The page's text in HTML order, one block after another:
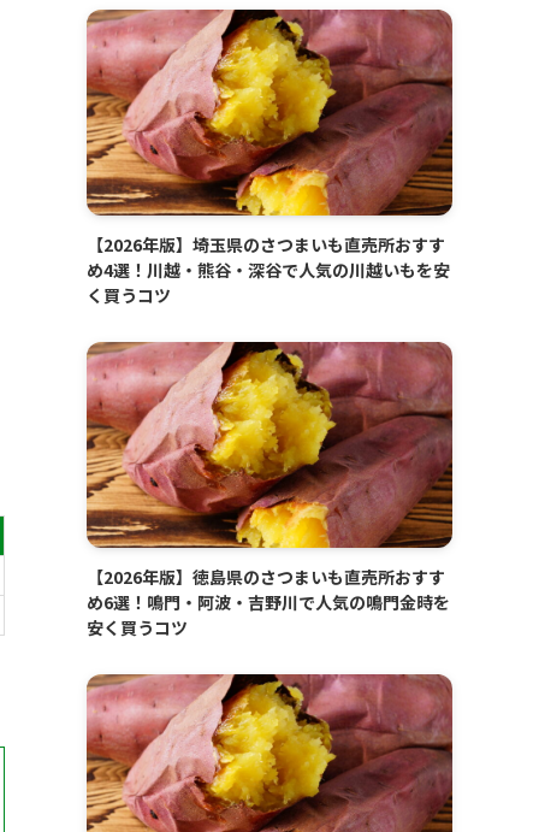
【2026年版】埼玉県のさつまいも直売所おすす
め4選！川越・熊谷・深谷で人気の川越いもを安
く買うコツ
【2026年版】徳島県のさつまいも直売所おすす
め6選！鳴門・阿波・吉野川で人気の鳴門金時を
安く買うコツ